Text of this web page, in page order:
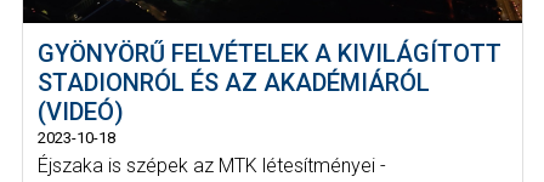
GYÖNYÖRŰ FELVÉTELEK A KIVILÁGÍTOTT
STADIONRÓL ÉS AZ AKADÉMIÁRÓL
(VIDEÓ)
2023-10-18
Éjszaka is szépek az MTK létesítményei -